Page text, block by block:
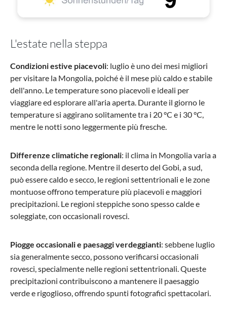
L'estate nella steppa
Condizioni estive piacevoli: luglio è uno dei mesi migliori
per visitare la Mongolia, poiché è il mese più caldo e stabile
dell'anno. Le temperature sono piacevoli e ideali per
viaggiare ed esplorare all'aria aperta. Durante il giorno le
temperature si aggirano solitamente tra i 20 °C e i 30 °C,
mentre le notti sono leggermente più fresche.
Differenze climatiche regionali: il clima in Mongolia varia a
seconda della regione. Mentre il deserto del Gobi, a sud,
può essere caldo e secco, le regioni settentrionali e le zone
montuose offrono temperature più piacevoli e maggiori
precipitazioni. Le regioni steppiche sono spesso calde e
soleggiate, con occasionali rovesci.
Piogge occasionali e paesaggi verdeggianti: sebbene luglio
sia generalmente secco, possono verificarsi occasionali
rovesci, specialmente nelle regioni settentrionali. Queste
precipitazioni contribuiscono a mantenere il paesaggio
verde e rigoglioso, offrendo spunti fotografici spettacolari.